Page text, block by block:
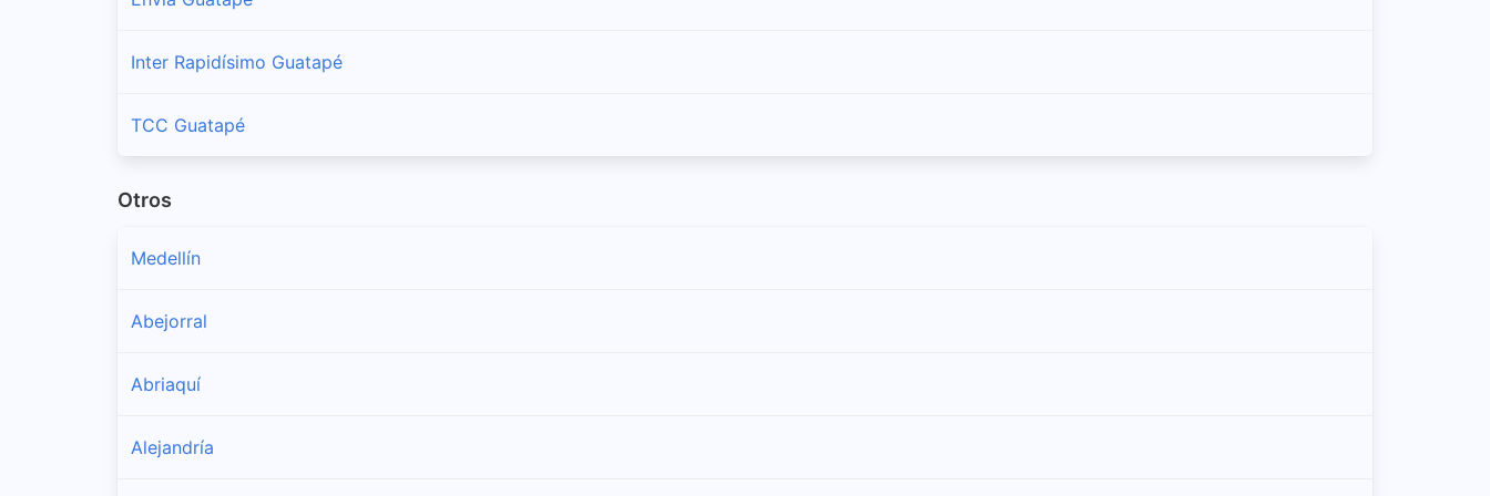
Inter Rapidísimo Guatapé
TCC Guatapé
Otros
Medellín
Abejorral
Abriaquí
Alejandría